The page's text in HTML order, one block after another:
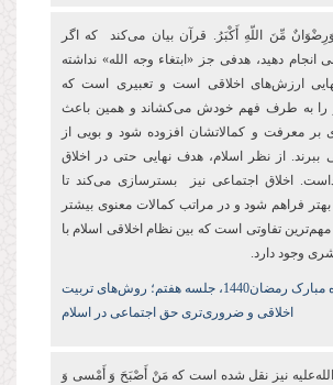
مِّنَ اللّهِ أَكْبَرُ. قرآن بیان می‌کند که اگر
انجام دهید، هدفی جز «ابتغاء وجه‌ الله» نداشته
ارزش‌های اخلاقی است و تعبیری است که
را به طرف فهم خودش می‌کشاند و همین باعث
بر معرفت و کمالاتشان افزوده شود و بویی از
ببرند. از نظر اسلام، هدف نهایی حتی در اخلاق
اخلاق اجتماعی نیز بسترسازی می‌کند تا
بهتر فراهم شود و در مراتب کمالات معنوی بیشتر
تفاوتی است که بین نظام اخلاقی اسلام با
وجود دارد.
درس‌های اخلاق ماه مبارک رمضان1440، جلسه هفتم؛ روش‌های تربیت
اخلاقی و ضروری‌تری حق اجتماعی در اسلام
نیز نقل شده است که مَنْ‏ أَصْبَحَ‏ وَ أَمْسى‏ وَ